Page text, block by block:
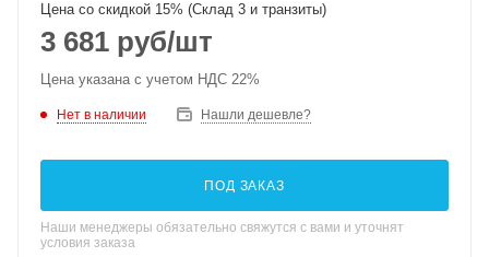
Цена со скидкой 15% (Склад 3 и транзиты)
3 681 руб/шт
Цена указана с учетом НДС 22%
Нет в наличии Нашли дешевле?
ПОД ЗАКАЗ
Наши менеджеры обязательно свяжутся с вами и уточнят
условия заказа